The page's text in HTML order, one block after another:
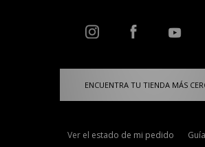
ENCUENTRA TU TIENDA MÁS
Ver el estado de mi pedido